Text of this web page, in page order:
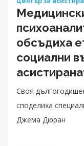
обсъдиха
социални
Своя
споделиха
Джема Дюран